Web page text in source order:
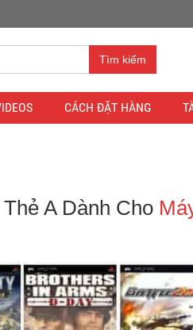
Tìm kiếm
CÁCH ĐẶT HÀNG
A Dành Cho